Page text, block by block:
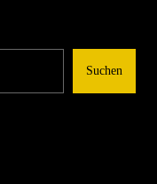
Suchen